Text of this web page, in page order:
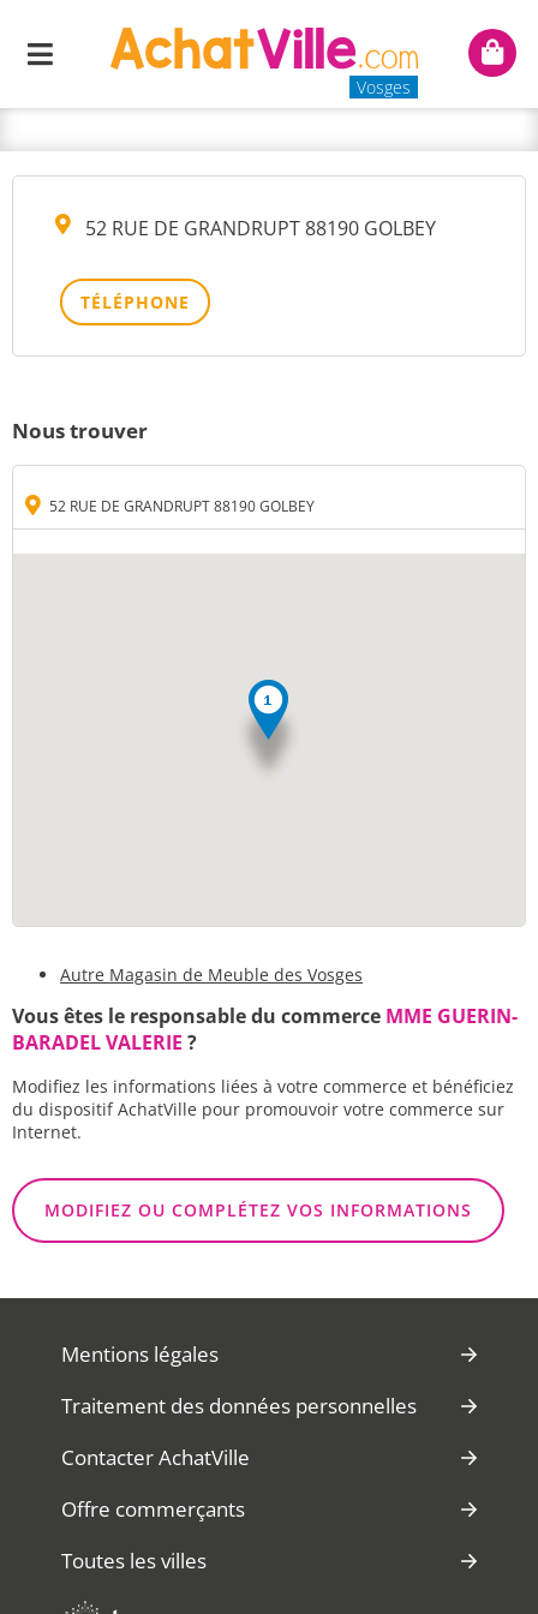
Menu
Vosges
Mon
MME GUERIN-BARADEL
52 RUE DE GRANDRUPT 88190 GOLBEY
TÉLÉPHONE
Nous trouver
52 RUE DE GRANDRUPT 88190 GOLBEY
Autre Magasin de Meuble des Vosges
Vous êtes le responsable du commerce MME GUERIN-
BARADEL VALERIE ?
Modifiez les informations liées à votre commerce et bénéficiez
du dispositif AchatVille pour promouvoir votre commerce sur
Internet.
MODIFIEZ OU COMPLÉTEZ VOS INFORMATIONS
Mentions légales
Traitement des données personnelles
Contacter AchatVille
Offre commerçants
Toutes les villes